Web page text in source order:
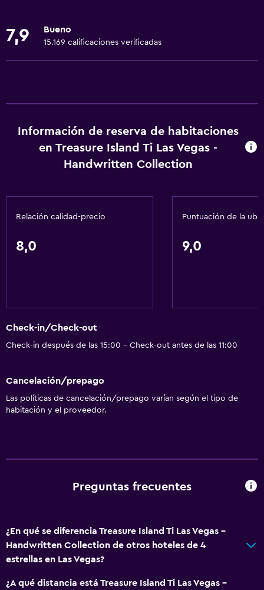
Cambio de divisas
Baño turco
Check-out exprés
Capilla/templo
Tienda de regalos
Casino
Compras
Sala de fiestas
Máquina expendedora (bebidas)
Cafetería
Comedor
7,9 Bueno
15.169 calificaciones verificadas
Información de reserva de habitaciones
en Treasure Island Ti Las Vegas -
Handwritten Collection
Relación calidad-precio
8,0
Puntuación de la
9,0
Check-in/Check-out
Check-in después de las 15:00 - Check-out antes de las 11:00
Cancelación/prepago
Las políticas de cancelación/prepago varían según el tipo de
habitación y el proveedor.
Preguntas frecuentes
¿En qué se diferencia Treasure Island Ti Las Vegas -
Handwritten Collection de otros hoteles de 4
estrellas en Las Vegas?
¿A qué distancia está Treasure Island Ti Las Vegas -